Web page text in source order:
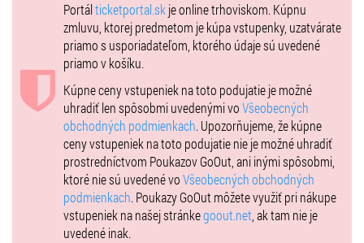
Portálticketportal.skje online trhoviskom. Kúpnu
zmluvu, ktorej predmetom je kúpa vstupenky, uzatvárate
priamo s usporiadateľom, ktorého údaje sú uvedené
priamo v košíku.
Kúpne ceny vstupeniek na toto podujatie je možné
uhradiť len spôsobmi uvedenými voVšeobecných
obchodných podmienkach. Upozorňujeme, že kúpne
ceny vstupeniek na toto podujatie nie je možné uhradiť
prostredníctvom Poukazov GoOut, ani inými spôsobmi,
ktoré nie sú uvedené voVšeobecných obchodných
podmienkach. Poukazy GoOut môžete využiť pri nákupe
vstupeniek na našej stránkegoout.net, ak tam nie je
uvedené inak.